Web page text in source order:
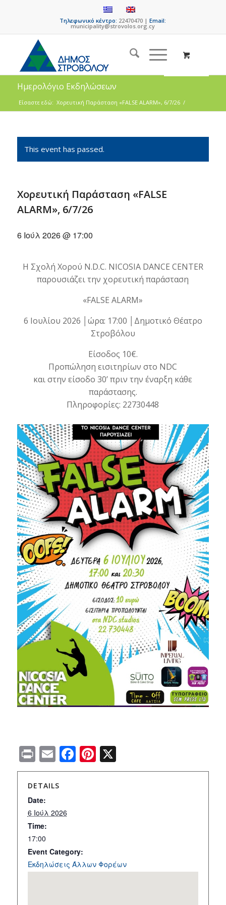
Τηλεφωνικό κέντρο: 22470470 |Email:
municipality@strovolos.org.cy
Ημερολόγιο Εκδηλώσεων
Είσαστε εδώ: Χορευτική Παράσταση «FALSE ALARM», 6/7/26 /
This event has passed.
Χορευτική Παράσταση «FALSE
ALARM», 6/7/26
6 Ιούλ 2026 @ 17:00
Η Σχολή Χορού N.D.C. NICOSIA DANCE CENTER
παρουσιάζει την χορευτική παράσταση
«FALSE ALARM»
6 Ιουλίου 2026 │ώρα: 17:00 │Δημοτικό Θέατρο
Στροβόλου
Είσοδος 10€.
Προπώληση εισιτηρίων στο NDC
και στην είσοδο 30’ πριν την έναρξη κάθε
παράστασης.
Πληροφορίες: 22730448
PrintEmailFacebook
Pinterest
X
DETAILS
Date:
6 Ιούλ 2026
Time:
17:00
Event Category:
Εκδηλώσεις Άλλων Φορέων